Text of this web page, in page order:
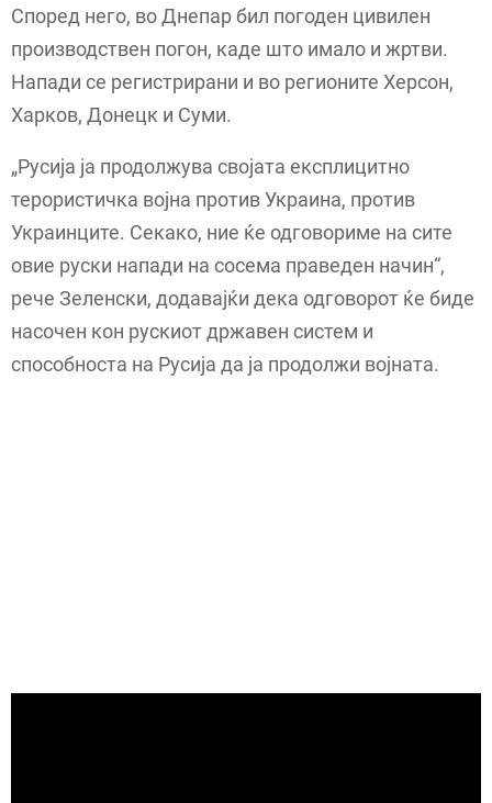
Според него, во Днепар бил погоден цивилен
производствен погон, каде што имало и жртви.
Напади се регистрирани и во регионите Херсон,
Харков, Донецк и Суми.
„Русија ја продолжува својата експлицитно
терористичка војна против Украина, против
Украинците. Секако, ние ќе одговориме на сите
овие руски напади на сосема праведен начин“,
рече Зеленски, додавајќи дека одговорот ќе биде
насочен кон рускиот државен систем и
способноста на Русија да ја продолжи војната.